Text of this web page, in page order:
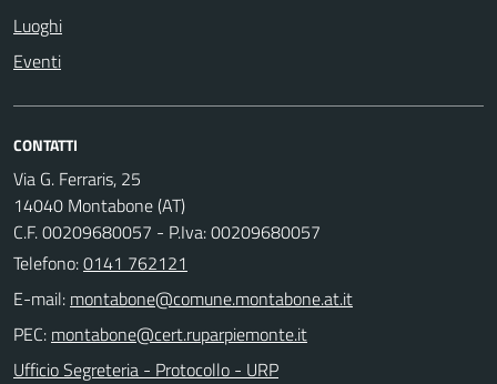
Luoghi
Eventi
CONTATTI
Via G. Ferraris, 25
14040 Montabone (AT)
C.F. 00209680057 - P.Iva: 00209680057
Telefono:0141 762121
E-mail:
PEC:
Ufficio Segreteria - Protocollo - URP